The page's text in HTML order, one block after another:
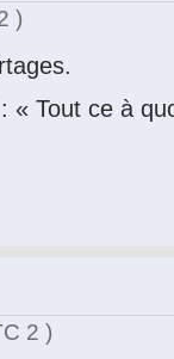
)
« Tout ce à
2 )